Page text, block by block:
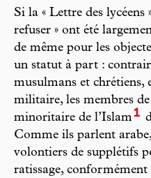
Si la « Lettre des lycéens
refuser » ont été
de même pour les
un statut à part :
musulmans et chrétiens,
militaire, les membres
minoritaire de l’Islam1
Comme ils parlent arabe,
volontiers de supplétifs
ratissage,